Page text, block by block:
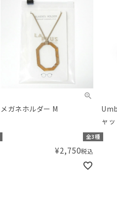
Umbra（アンブラ） アリ キ
ム(シルバー)
ボックス入り
¥2,500税込
ン